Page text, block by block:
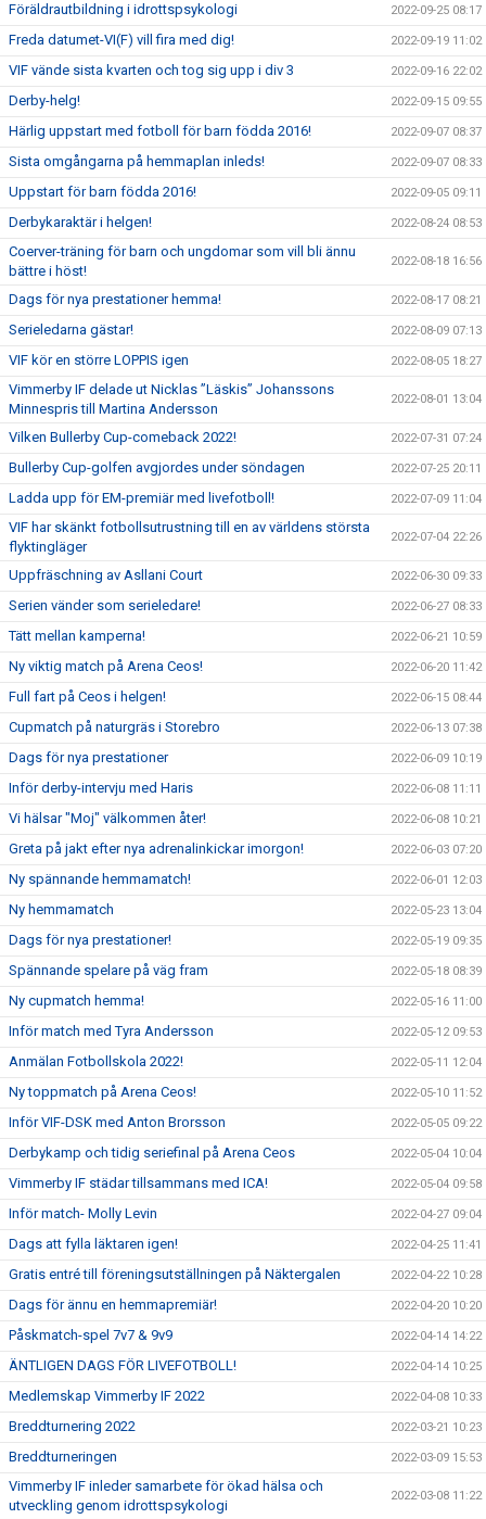
Föräldrautbildning i idrottspsykologi 2022-09-25 08:17
Freda datumet-VI(F) vill fira med dig! 2022-09-19 11:02
VIF vände sista kvarten och tog sig upp i div 3 2022-09-16 22:02
Derby-helg! 2022-09-15 09:55
Härlig uppstart med fotboll för barn födda 2016! 2022-09-07 08:37
Sista omgångarna på hemmaplan inleds! 2022-09-07 08:33
Uppstart för barn födda 2016! 2022-09-05 09:11
Derbykaraktär i helgen! 2022-08-24 08:53
Coerver-träning för barn och ungdomar som vill bli ännu
bättre i höst!
2022-08-18 16:56
Dags för nya prestationer hemma! 2022-08-17 08:21
Serieledarna gästar! 2022-08-09 07:13
VIF kör en större LOPPIS igen 2022-08-05 18:27
Vimmerby IF delade ut Nicklas ”Läskis” Johanssons
Minnespris till Martina Andersson
2022-08-01 13:04
Vilken Bullerby Cup-comeback 2022! 2022-07-31 07:24
Bullerby Cup-golfen avgjordes under söndagen 2022-07-25 20:11
Ladda upp för EM-premiär med livefotboll! 2022-07-09 11:04
VIF har skänkt fotbollsutrustning till en av världens största
flyktingläger
2022-07-04 22:26
Uppfräschning av Asllani Court 2022-06-30 09:33
Serien vänder som serieledare! 2022-06-27 08:33
Tätt mellan kamperna! 2022-06-21 10:59
Ny viktig match på Arena Ceos! 2022-06-20 11:42
Full fart på Ceos i helgen! 2022-06-15 08:44
Cupmatch på naturgräs i Storebro 2022-06-13 07:38
Dags för nya prestationer 2022-06-09 10:19
Inför derby-intervju med Haris 2022-06-08 11:11
Vi hälsar "Moj" välkommen åter! 2022-06-08 10:21
Greta på jakt efter nya adrenalinkickar imorgon! 2022-06-03 07:20
Ny spännande hemmamatch! 2022-06-01 12:03
Ny hemmamatch 2022-05-23 13:04
Dags för nya prestationer! 2022-05-19 09:35
Spännande spelare på väg fram 2022-05-18 08:39
Ny cupmatch hemma! 2022-05-16 11:00
Inför match med Tyra Andersson 2022-05-12 09:53
Anmälan Fotbollskola 2022! 2022-05-11 12:04
Ny toppmatch på Arena Ceos! 2022-05-10 11:52
Inför VIF-DSK med Anton Brorsson 2022-05-05 09:22
Derbykamp och tidig seriefinal på Arena Ceos 2022-05-04 10:04
Vimmerby IF städar tillsammans med ICA! 2022-05-04 09:58
Inför match- Molly Levin 2022-04-27 09:04
Dags att fylla läktaren igen! 2022-04-25 11:41
Gratis entré till föreningsutställningen på Näktergalen 2022-04-22 10:28
Dags för ännu en hemmapremiär! 2022-04-20 10:20
Påskmatch-spel 7v7 & 9v9 2022-04-14 14:22
ÄNTLIGEN DAGS FÖR LIVEFOTBOLL! 2022-04-14 10:25
Medlemskap Vimmerby IF 2022 2022-04-08 10:33
Breddturnering 2022 2022-03-21 10:23
Breddturneringen 2022-03-09 15:53
Vimmerby IF inleder samarbete för ökad hälsa och
utveckling genom idrottspsykologi
2022-03-08 11:22